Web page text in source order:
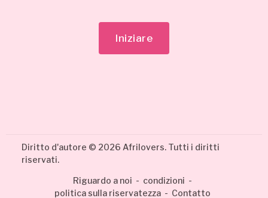
Iniziare
Diritto d'autore © 2026 Afrilovers. Tutti i diritti
riservati.
Riguardo a noi - condizioni -
politica sulla riservatezza - Contatto